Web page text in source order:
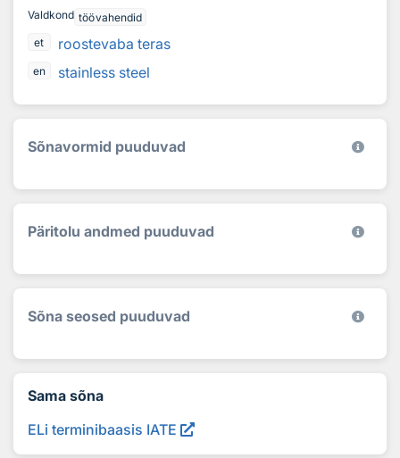
Valdkond töövahendid
et
roostevaba teras
en stainless steel
Sõnavormid puuduvad
Päritolu andmed puuduvad
Sõna seosed puuduvad
Sama sõna
ELi terminibaasis IATE